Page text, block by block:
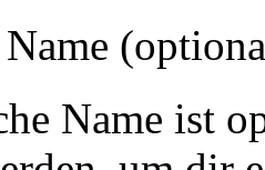
Name ist